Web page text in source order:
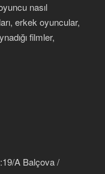
nasıl
erkek oyuncular,
filmler,
A Balçova /